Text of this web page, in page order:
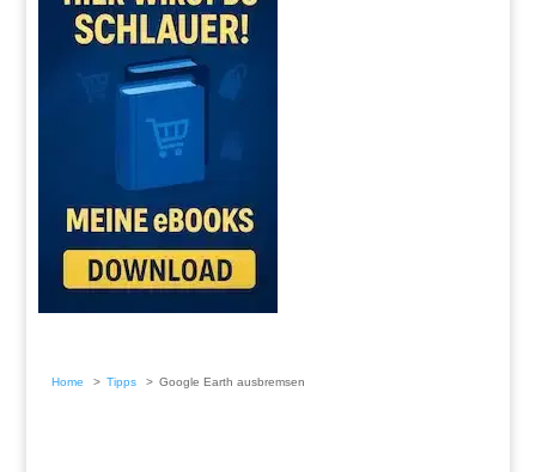
Home Tipps Google Earth ausbremsen